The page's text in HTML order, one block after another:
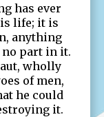
has ever
life; it is
anything
part in it.
wholly
of men,
he could
it.